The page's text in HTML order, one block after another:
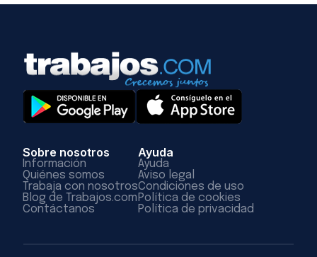
Sobre nosotros
Información
Quiénes somos
Trabaja con nosotros
Blog de Trabajos.com
Contáctanos
Ayuda
Ayuda
Aviso legal
Condiciones de uso
Política de cookies
Política de privacidad